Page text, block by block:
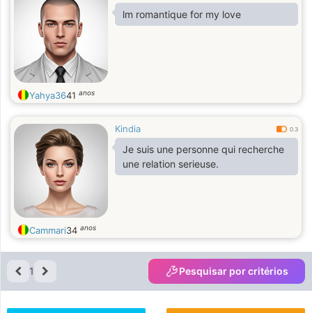
lm romantique for my love
Yahya3641 anos
Kindia 0.3
Je suis une personne qui recherche
une relation serieuse.
Cammari34 anos
1 Pesquisar por critérios